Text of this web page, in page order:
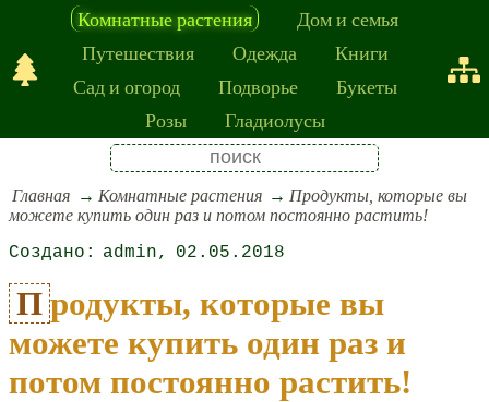
Комнатные растения
Дом и семья
Путешествия
Одежда
Книги
Сад и огород
Подворье
Букеты
Розы
Гладиолусы
Главная Комнатные растения
Продукты, которые вы
можете купить один раз и потом постоянно растить!
admin 02.05.2018
Продукты, которые вы
можете купить один раз и
потом постоянно растить!